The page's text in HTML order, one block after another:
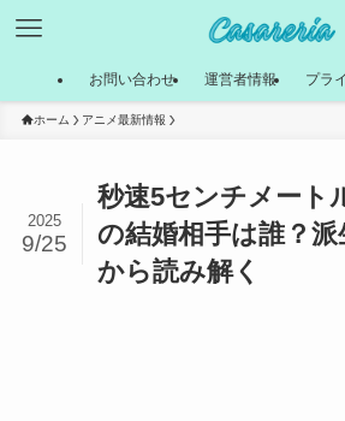
お問い合わせ 運営者情報 プラ
ホーム アニメ最新情報
秒速5センチメート
の結婚相手は誰？
から読み解く
2025
9/25